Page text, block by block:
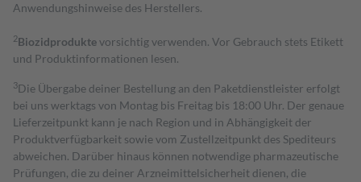
Anwendungshinweise des Herstellers.
2Biozidproduktevorsichtig verwenden. Vor Gebrauch stets Etikett
und Produktinformationen lesen.
3Die Übergabe deiner Bestellung an den Paketdienstleister erfolgt
bei uns werktags von Montag bis Freitag bis 18:00 Uhr. Der genaue
Lieferzeitpunkt kann je nach Region und in Abhängigkeit der
Produktverfügbarkeit sowie vom Zustellzeitpunkt des Spediteurs
abweichen. Darüber hinaus können notwendige pharmazeutische
Prüfungen, die zu deiner Arzneimittelsicherheit dienen, die